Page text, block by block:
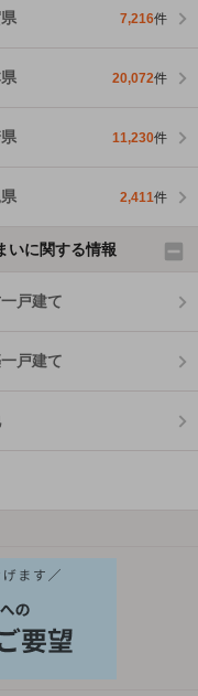
7,216件
20,072件
11,230件
2,411件
いに関する情報
戸建て
戸建て